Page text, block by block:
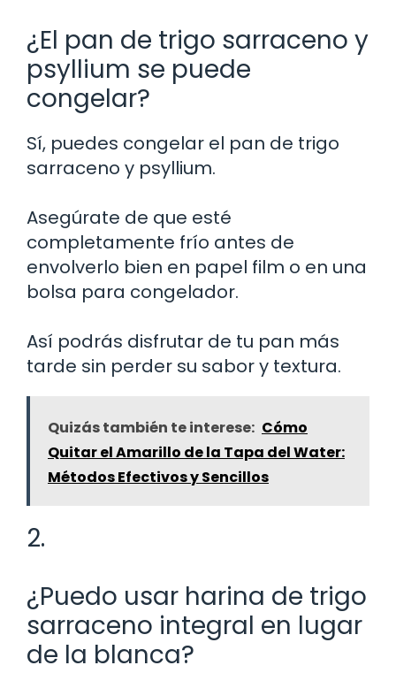
¿El pan de trigo sarraceno y
psyllium se puede
congelar?
Sí, puedes congelar el pan de trigo
sarraceno y psyllium.
Asegúrate de que esté
completamente frío antes de
envolverlo bien en papel film o en una
bolsa para congelador.
Así podrás disfrutar de tu pan más
tarde sin perder su sabor y textura.
Quizás también te interese: Cómo
Quitar el Amarillo de la Tapa del Water:
Métodos Efectivos y Sencillos
2.
¿Puedo usar harina de trigo
sarraceno integral en lugar
de la blanca?